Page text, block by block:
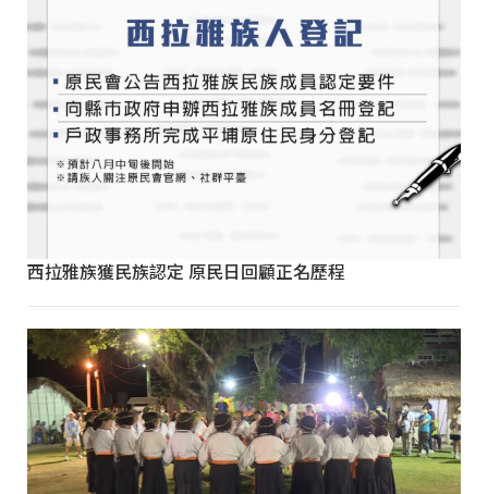
西拉雅族獲民族認定 原民日回顧正名歷程